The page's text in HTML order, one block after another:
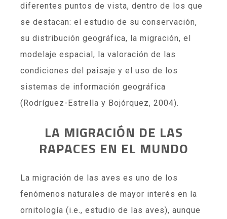
diferentes puntos de vista, dentro de los que
se destacan: el estudio de su conservación,
su distribución geográfica, la migración, el
modelaje espacial, la valoración de las
condiciones del paisaje y el uso de los
sistemas de información geográfica
(Rodríguez-Estrella y Bojórquez, 2004).
LA MIGRACIÓN DE LAS
RAPACES EN EL MUNDO
La migración de las aves es uno de los
fenómenos naturales de mayor interés en la
ornitología (i.e., estudio de las aves), aunque